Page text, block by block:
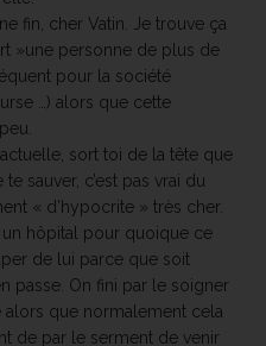
fin, cher Vatin. Je trouve ça
»une personne de plus de
pour la société
…) alors que cette
sort toi de la tête que
sauver, c’est pas vrai du
« d’hypocrite » très cher.
un hôpital pour quoique ce
de lui parce que soit
passe. On fini par le soigner
alors que normalement cela
de par le serment de venir